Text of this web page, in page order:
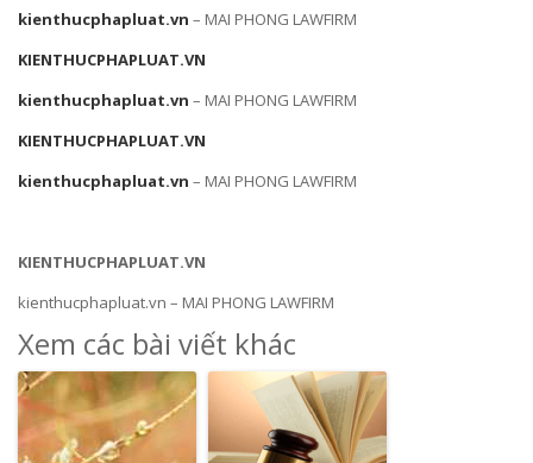
kienthucphapluat.vn – MAI PHONG LAWFIRM
KIENTHUCPHAPLUAT.VN
kienthucphapluat.vn – MAI PHONG LAWFIRM
KIENTHUCPHAPLUAT.VN
kienthucphapluat.vn – MAI PHONG LAWFIRM
KIENTHUCPHAPLUAT.VN
kienthucphapluat.vn – MAI PHONG LAWFIRM
Xem các bài viết khác